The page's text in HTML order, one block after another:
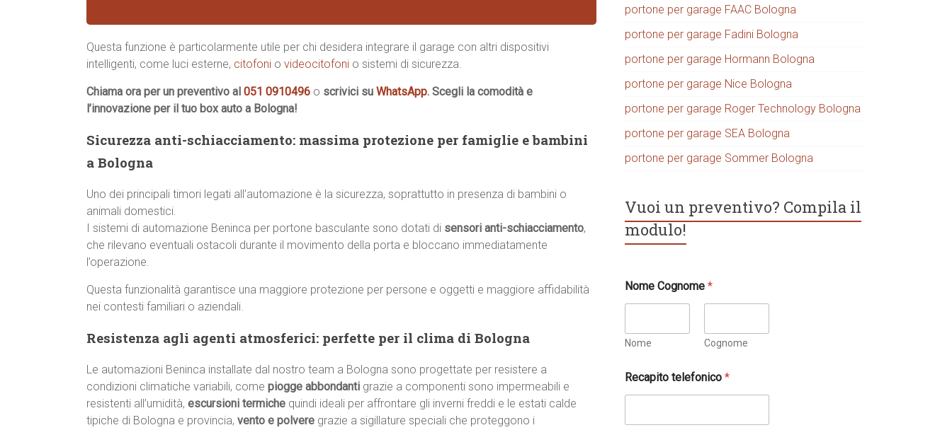
Questa funzione è particolarmente utile per chi desidera integrare il garage con altri dispositivi
intelligenti, come luci esterne, citofoni o videocitofoni o sistemi di sicurezza.
Chiama ora per un preventivo al 051 0910496 o scrivici su WhatsApp. Scegli la comodità e
l’innovazione per il tuo box auto a Bologna!
Sicurezza anti-schiacciamento: massima protezione per famiglie e bambini
a Bologna
Uno dei principali timori legati all’automazione è la sicurezza, soprattutto in presenza di bambini o
animali domestici.
I sistemi di automazione Beninca per portone basculante sono dotati di sensori anti-schiacciamento,
che rilevano eventuali ostacoli durante il movimento della porta e bloccano immediatamente
l’operazione.
Questa funzionalità garantisce una maggiore protezione per persone e oggetti e maggiore affidabilità
nei contesti familiari o aziendali.
Resistenza agli agenti atmosferici: perfette per il clima di Bologna
Le automazioni Beninca installate dal nostro team a Bologna sono progettate per resistere a
condizioni climatiche variabili, come piogge abbondanti grazie a componenti sono impermeabili e
resistenti all’umidità, escursioni termiche quindi ideali per affrontare gli inverni freddi e le estati calde
tipiche di Bologna e provincia, vento e polvere grazie a sigillature speciali che proteggono i
portone per garage FAAC Bologna
portone per garage Fadini Bologna
portone per garage Hormann Bologna
portone per garage Nice Bologna
portone per garage Roger Technology Bologna
portone per garage SEA Bologna
portone per garage Sommer Bologna
Vuoi un preventivo? Compila il
modulo!
Nome Cognome*
Nome Cognome
E
m
i
Recapito telefonico*